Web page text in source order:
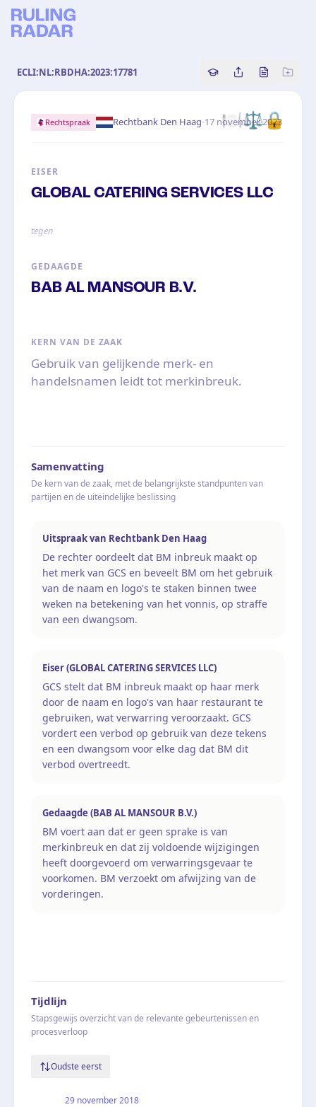
ECLI:NL:RBDHA:2023:17781 Copy source
Share this
Bekijk
🍽️⚖️🔒
Rechtspraak Rechtbank Den Haag·17 november 2023
EISER
GLOBAL CATERING SERVICES LLC
tegen
GEDAAGDE
BAB AL MANSOUR B.V.
KERN VAN DE ZAAK
Gebruik van gelijkende merk- en
handelsnamen leidt tot merkinbreuk.
Samenvatting
De kern van de zaak, met de belangrijkste standpunten van
partijen en de uiteindelijke beslissing
Uitspraak van Rechtbank Den Haag
De rechter oordeelt dat BM inbreuk maakt op
het merk van GCS en beveelt BM om het gebruik
van de naam en logo's te staken binnen twee
weken na betekening van het vonnis, op straffe
van een dwangsom.
Eiser (GLOBAL CATERING SERVICES LLC)
GCS stelt dat BM inbreuk maakt op haar merk
door de naam en logo's van haar restaurant te
gebruiken, wat verwarring veroorzaakt. GCS
vordert een verbod op gebruik van deze tekens
en een dwangsom voor elke dag dat BM dit
verbod overtreedt.
Gedaagde (BAB AL MANSOUR B.V.)
BM voert aan dat er geen sprake is van
merkinbreuk en dat zij voldoende wijzigingen
heeft doorgevoerd om verwarringsgevaar te
voorkomen. BM verzoekt om afwijzing van de
vorderingen.
Tijdlijn
Stapsgewijs overzicht van de relevante gebeurtenissen en
procesverloop
Oudste eerst
29 november 2018